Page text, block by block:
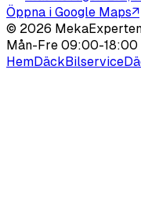
Öppna i Google Maps↗
© 2026
Mån-Fre 09:00-18:00
HemDäck Bilservice